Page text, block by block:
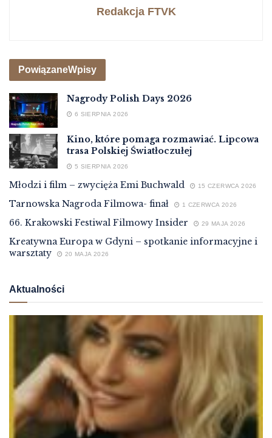
Redakcja FTVK
PowiązaneWpisy
Nagrody Polish Days 2026
6 SIERPNIA 2026
Kino, które pomaga rozmawiać. Lipcowa
trasa Polskiej Światłoczułej
5 SIERPNIA 2026
Młodzi i film – zwycięża Emi Buchwald 15 CZERWCA 2026
Tarnowska Nagroda Filmowa- finał 1 CZERWCA 2026
66. Krakowski Festiwal Filmowy Insider 29 MAJA 2026
Kreatywna Europa w Gdyni – spotkanie informacyjne i
warsztaty
20 MAJA 2026
Aktualności